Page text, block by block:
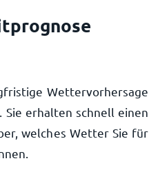
Wettervorhersage
erhalten schnell einen
welches Wetter Sie für